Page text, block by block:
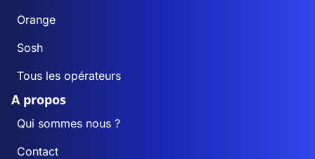
Orange
Sosh
Tous les opérateurs
A propos
Qui sommes nous ?
Contact